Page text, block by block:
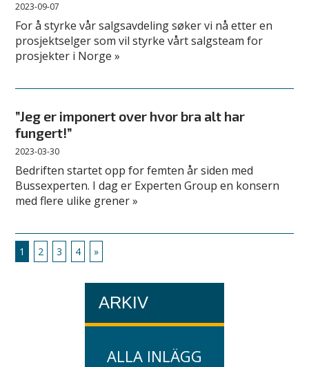
2023-09-07
For å styrke vår salgsavdeling søker vi nå etter en
prosjektselger som vil styrke vårt salgsteam for
prosjekter i Norge »
”Jeg er imponert over hvor bra alt har
fungert!”
2023-03-30
Bedriften startet opp for femten år siden med
Bussexperten. I dag er Experten Group en konsern
med flere ulike grener »
1 2 3 4 »
ARKIV
ALLA INLÄGG